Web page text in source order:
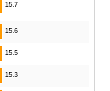
15.7
15.6
15.5
15.3